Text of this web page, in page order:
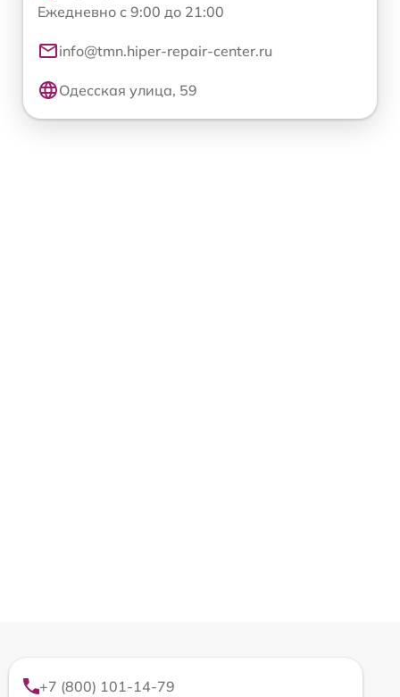
Ежедневно с 9:00 до 21:00
info@tmn.hiper-repair-center.ru
Одесская улица, 59
+7 (800) 101-14-79